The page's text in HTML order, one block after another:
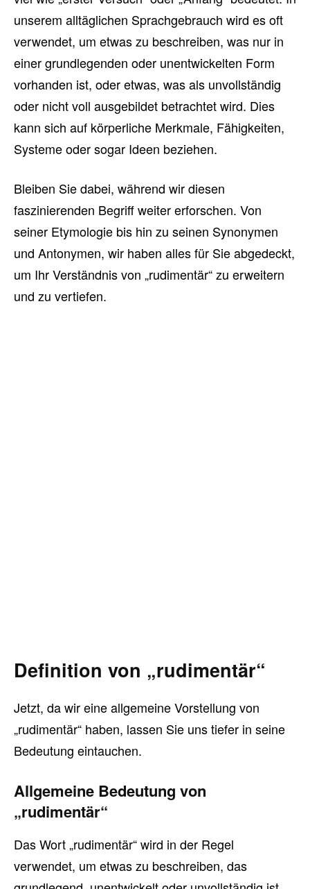
unserem alltäglichen Sprachgebrauch wird es oft
verwendet, um etwas zu beschreiben, was nur in
einer grundlegenden oder unentwickelten Form
vorhanden ist, oder etwas, was als unvollständig
oder nicht voll ausgebildet betrachtet wird. Dies
kann sich auf körperliche Merkmale, Fähigkeiten,
Systeme oder sogar Ideen beziehen.
Bleiben Sie dabei, während wir diesen
faszinierenden Begriff weiter erforschen. Von
seiner Etymologie bis hin zu seinen Synonymen
und Antonymen, wir haben alles für Sie abgedeckt,
um Ihr Verständnis von „rudimentär“ zu erweitern
und zu vertiefen.
Definition von „rudimentär“
Jetzt, da wir eine allgemeine Vorstellung von
„rudimentär“ haben, lassen Sie uns tiefer in seine
Bedeutung eintauchen.
Allgemeine Bedeutung von
„rudimentär“
Das Wort „rudimentär“ wird in der Regel
verwendet, um etwas zu beschreiben, das